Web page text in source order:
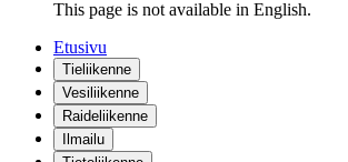
This page is not available in English.
Etusivu
Tieliikenne
Vesiliikenne
Raideliikenne
Ilmailu